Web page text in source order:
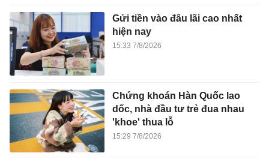
Gửi tiền vào đâu lãi cao nhất
hiện nay
15:33 7/8/2026
Chứng khoán Hàn Quốc lao
dốc, nhà đầu tư trẻ đua nhau
'khoe' thua lỗ
15:29 7/8/2026